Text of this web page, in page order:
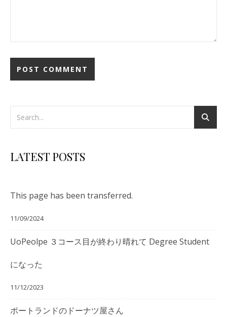
LATEST POSTS
This page has been transferred.
11/09/2024
UoPeolpe ３コース目が終わり晴れて Degree Student
になった
11/12/2023
ポートランドのドーナツ屋さん